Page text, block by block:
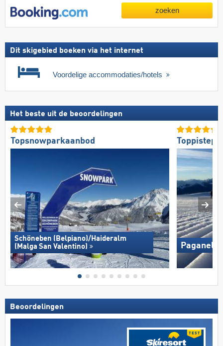
zoeken
Dit skigebied boeken via het internet
Voordelige accommodaties/hotels
Het beste uit de beoordelingen
Topsnowparkaanbod
Schöneben (Belpiano)/​Haideralm
(Malga San Valentino)
Beoordelingen